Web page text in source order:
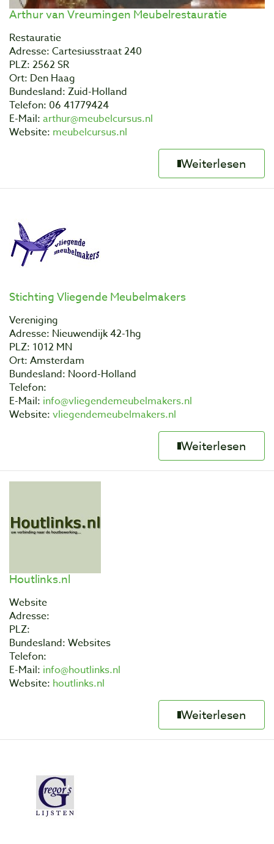
Arthur van Vreumingen Meubelrestauratie
Restauratie
Adresse: Cartesiusstraat 240
PLZ: 2562 SR
Ort: Den Haag
Bundesland: Zuid-Holland
Telefon: 06 41779424
E-Mail: arthur@meubelcursus.nl
Website: meubelcursus.nl
Weiterlesen
Stichting Vliegende Meubelmakers
Vereniging
Adresse: Nieuwendijk 42-1hg
PLZ: 1012 MN
Ort: Amsterdam
Bundesland: Noord-Holland
Telefon:
E-Mail: info@vliegendemeubelmakers.nl
Website: vliegendemeubelmakers.nl
Weiterlesen
Houtlinks.nl
Website
Adresse:
PLZ:
Bundesland: Websites
Telefon:
E-Mail: info@houtlinks.nl
Website: houtlinks.nl
Weiterlesen